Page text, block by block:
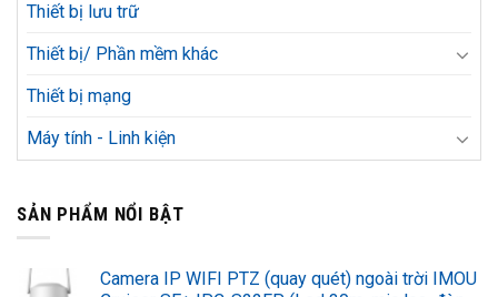
Thiết bị lưu trữ
Thiết bị/ Phần mềm khác
Thiết bị mạng
Máy tính - Linh kiện
SẢN PHẨM NỔI BẬT
Camera IP WIFI PTZ (quay quét) ngoài trời IMOU